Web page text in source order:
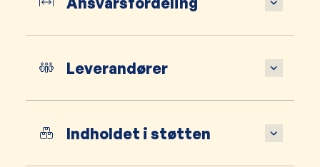
Leverandører
Indholdet i støtten